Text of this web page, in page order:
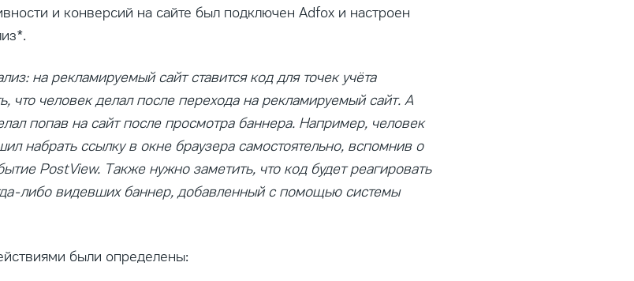
и конверсий на сайте был подключен Adfox и настроен
на рекламируемый сайт ставится код для точек учёта
что человек делал после перехода на рекламируемый сайт. А
попав на сайт после просмотра баннера. Например, человек
набрать ссылку в окне браузера самостоятельно, вспомнив о
PostView. Также нужно заметить, что код будет реагировать
либо видевших баннер, добавленный с помощью системы
были определены: